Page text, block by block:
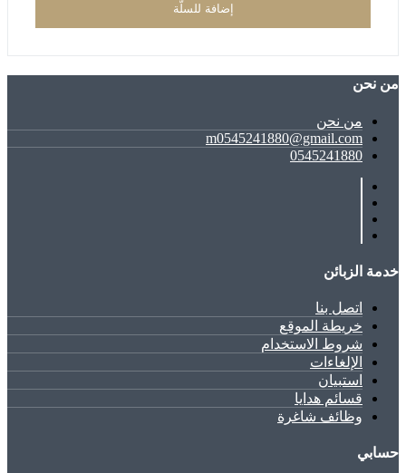
إضافة للسلّة
ﻣﻦ ﻧﺤﻦ
ﻣﻦ ﻧﺤﻦ
m0545241880@gmail.com
0545241880
خدمة الزبائن
اتصل بنا
خريطة الموقع
شروط الاستخدام
الإلغاءات
استبيان
قسائم هدايا
وظائف شاغرة
حسابي